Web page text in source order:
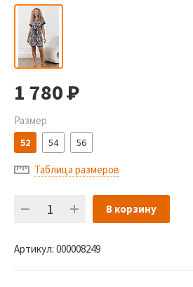
1 780Р
Размер
52 54 56
Таблица размеров
В корзину
Артикул: 000008249